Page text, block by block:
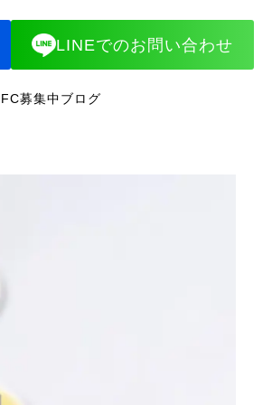
LINEでのお問い合わせ
FC募集中ブログ